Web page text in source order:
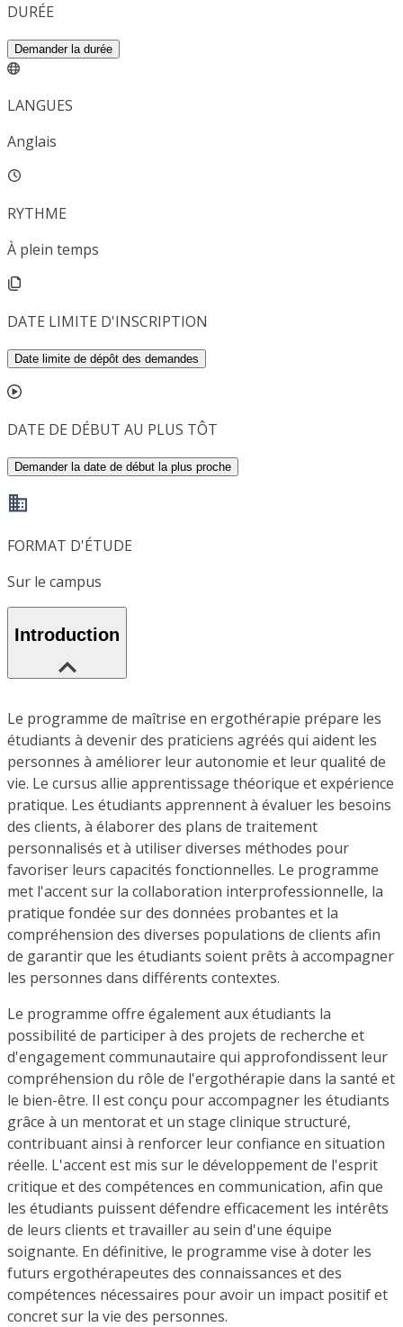
DURÉE
Demander la durée
LANGUES
Anglais
RYTHME
À plein temps
DATE LIMITE D'INSCRIPTION
Date limite de dépôt des demandes
DATE DE DÉBUT AU PLUS TÔT
Demander la date de début la plus proche
FORMAT D'ÉTUDE
Sur le campus
Introduction
Le programme de maîtrise en ergothérapie prépare les
étudiants à devenir des praticiens agréés qui aident les
personnes à améliorer leur autonomie et leur qualité de
vie. Le cursus allie apprentissage théorique et expérience
pratique. Les étudiants apprennent à évaluer les besoins
des clients, à élaborer des plans de traitement
personnalisés et à utiliser diverses méthodes pour
favoriser leurs capacités fonctionnelles. Le programme
met l'accent sur la collaboration interprofessionnelle, la
pratique fondée sur des données probantes et la
compréhension des diverses populations de clients afin
de garantir que les étudiants soient prêts à accompagner
les personnes dans différents contextes.
Le programme offre également aux étudiants la
possibilité de participer à des projets de recherche et
d'engagement communautaire qui approfondissent leur
compréhension du rôle de l'ergothérapie dans la santé et
le bien-être. Il est conçu pour accompagner les étudiants
grâce à un mentorat et un stage clinique structuré,
contribuant ainsi à renforcer leur confiance en situation
réelle. L'accent est mis sur le développement de l'esprit
critique et des compétences en communication, afin que
les étudiants puissent défendre efficacement les intérêts
de leurs clients et travailler au sein d'une équipe
soignante. En définitive, le programme vise à doter les
futurs ergothérapeutes des connaissances et des
compétences nécessaires pour avoir un impact positif et
concret sur la vie des personnes.